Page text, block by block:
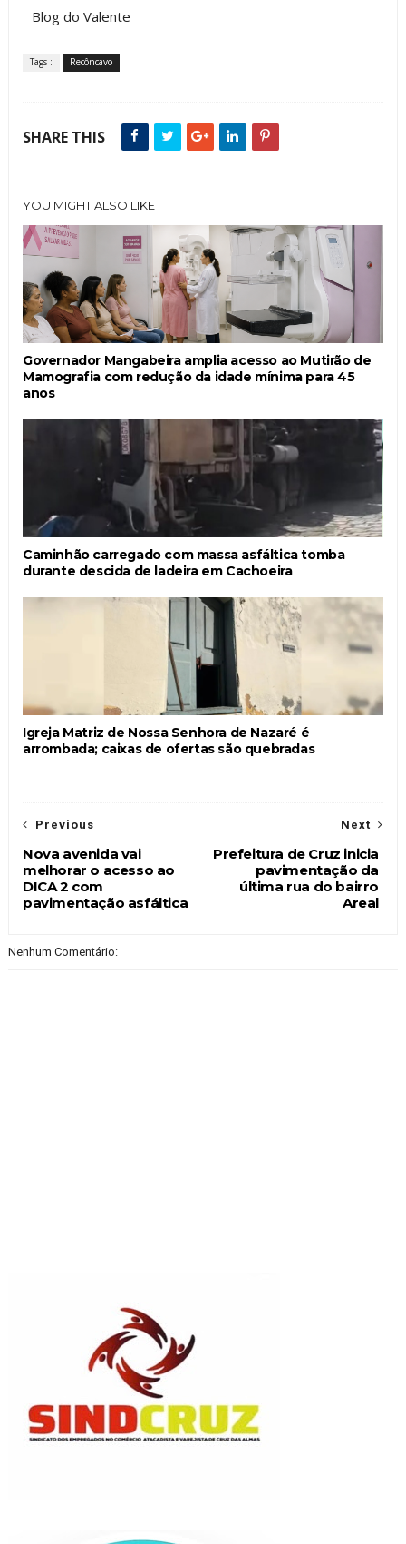
Blog do Valente
Tags : Recôncavo
SHARE THIS
YOU MIGHT ALSO LIKE
Governador Mangabeira amplia acesso ao Mutirão de
Mamografia com redução da idade mínima para 45
anos
Caminhão carregado com massa asfáltica tomba
durante descida de ladeira em Cachoeira
Igreja Matriz de Nossa Senhora de Nazaré é
arrombada; caixas de ofertas são quebradas
Next
Prefeitura de Cruz inicia
pavimentação da
última rua do bairro
Areal
Previous
Nova avenida vai
melhorar o acesso ao
DICA 2 com
pavimentação asfáltica
Nenhum Comentário: